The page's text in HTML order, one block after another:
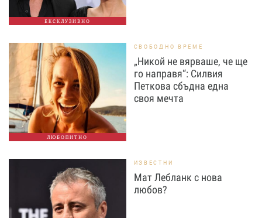
ЕКСКЛУЗИВНО
ЛЮБОПИТНО
СВОБОДНО ВРЕМЕ
„Никой не вярваше, че ще
го направя“: Силвия
Петкова сбъдна една
своя мечта
ИЗВЕСТНИ
Мат Лебланк с нова
любов?